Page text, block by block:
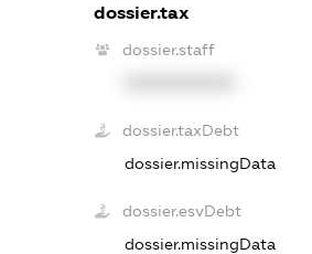
dossier.tax
dossier.staff
dossier.taxDebt
dossier.missingData
dossier.esvDebt
dossier.missingData